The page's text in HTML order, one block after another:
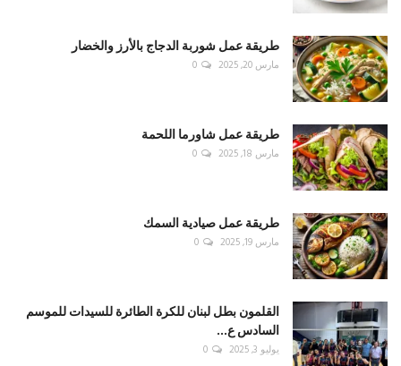
طريقة عمل شوربة الدجاج بالأرز والخضار
مارس 20, 2025 0
طريقة عمل شاورما اللحمة
مارس 18, 2025 0
طريقة عمل صيادية السمك
مارس 19, 2025 0
القلمون بطل لبنان للكرة الطائرة للسيدات للموسم
السادس ع...
يوليو 3, 2025 0